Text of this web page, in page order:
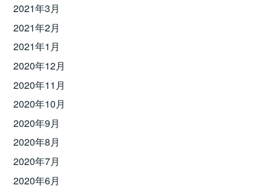
2021年3月
2021年2月
2021年1月
2020年12月
2020年11月
2020年10月
2020年9月
2020年8月
2020年7月
2020年6月